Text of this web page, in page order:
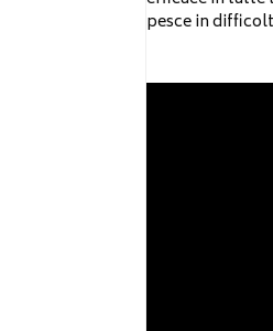
pesce in